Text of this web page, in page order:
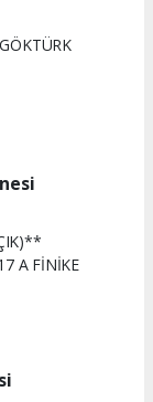
A FİNİKE